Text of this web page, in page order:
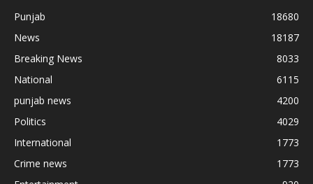
Punjab
18680
News
18187
Breaking News
8033
National
6115
punjab news
4200
Politics
4029
International
1773
Crime news
1773